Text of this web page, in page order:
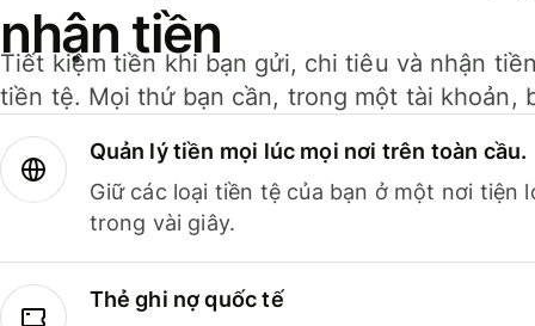
nhận tiền
Tiết kiệm tiền khi bạn gửi, chi tiêu và nhận
tiền tệ. Mọi thứ bạn cần, trong một tài khoản,
Quản lý tiền mọi lúc mọi nơi trên toàn cầu.
Giữ các loại tiền tệ của bạn ở một nơi tiện
trong vài giây.
Thẻ ghi nợ quốc tế